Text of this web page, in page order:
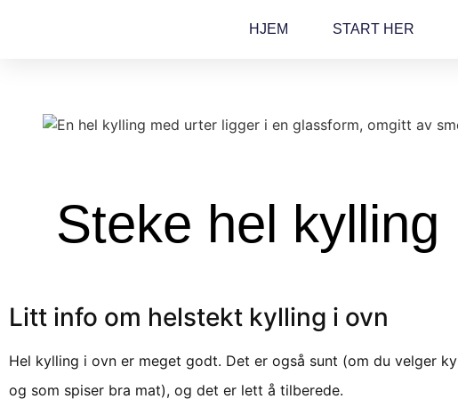
HJEM START HER
Steke hel kylling
Litt info om helstekt kylling i ovn
Hel kylling i ovn er meget godt. Det er også sunt (om du velger
og som spiser bra mat), og det er lett å tilberede.